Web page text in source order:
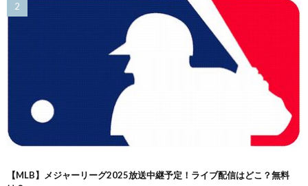
【MLB】メジャーリーグ2025放送中継予定！ライブ配信はどこ？無料